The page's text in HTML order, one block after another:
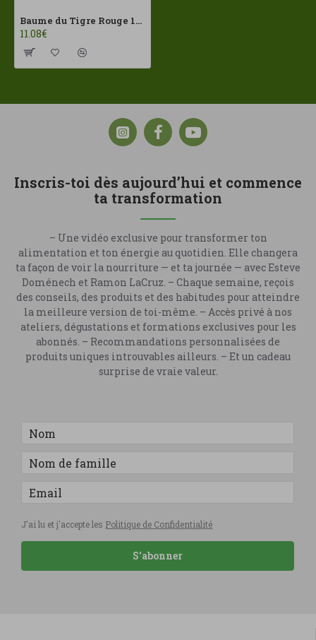
Baume du Tigre Rouge 19 g
11.08€
Inscris-toi dès aujourd’hui et commence
ta transformation
– Une vidéo exclusive pour transformer ton
alimentation et ton énergie au quotidien. Elle changera
ta façon de voir la nourriture — et ta journée — avec Esteve
Doménech et Ramon LaCruz. – Chaque semaine, reçois
des conseils, des produits et des habitudes pour atteindre
la meilleure version de toi-même. – Accès privé à nos
ateliers, dégustations et formations exclusives pour les
abonnés. – Recommandations personnalisées de
produits uniques introuvables ailleurs. – Et un cadeau
surprise de vraie valeur.
J'ai lu et j'accepte les Politique de Confidentialité
S'abonner